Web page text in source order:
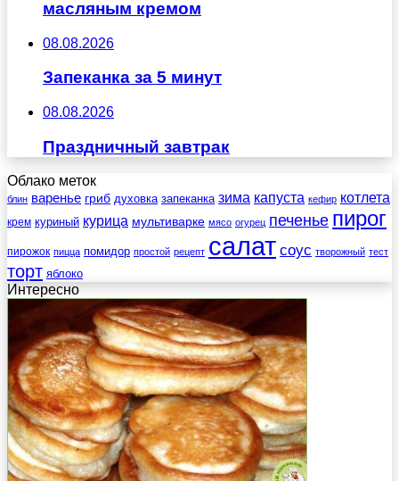
масляным кремом
08.08.2026
Запеканка за 5 минут
08.08.2026
Праздничный завтрак
Облако меток
блин варенье гриб духовка запеканка зима капуста кефир котлета
крем куриный курица мультиварке мясо огурец печенье пирог
пирожок пицца помидор простой рецепт салат соус творожный тест
торт яблоко
Интересно